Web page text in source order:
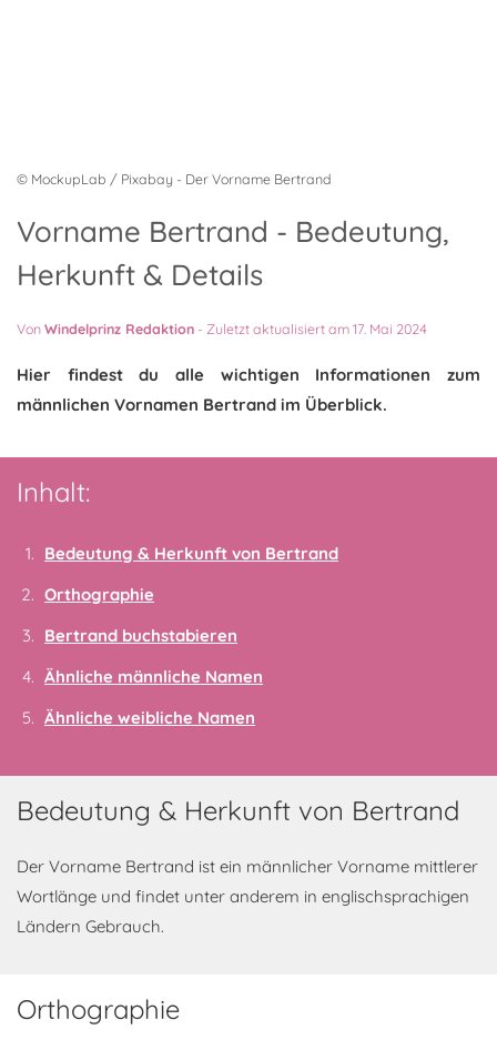
© MockupLab / Pixabay - Der Vorname Bertrand
Vorname Bertrand - Bedeutung,
Herkunft & Details
VonWindelprinz Redaktion - Zuletzt aktualisiert am 17. Mai 2024
Hier findest du alle wichtigen Informationen zum
männlichen Vornamen Bertrand im Überblick.
Inhalt:
Bedeutung & Herkunft von Bertrand
Orthographie
Bertrand buchstabieren
Ähnliche männliche Namen
Ähnliche weibliche Namen
Bedeutung & Herkunft von Bertrand
Der Vorname Bertrand ist ein männlicher Vorname mittlerer
Wortlänge und findet unter anderem in englischsprachigen
Ländern Gebrauch.
Orthographie